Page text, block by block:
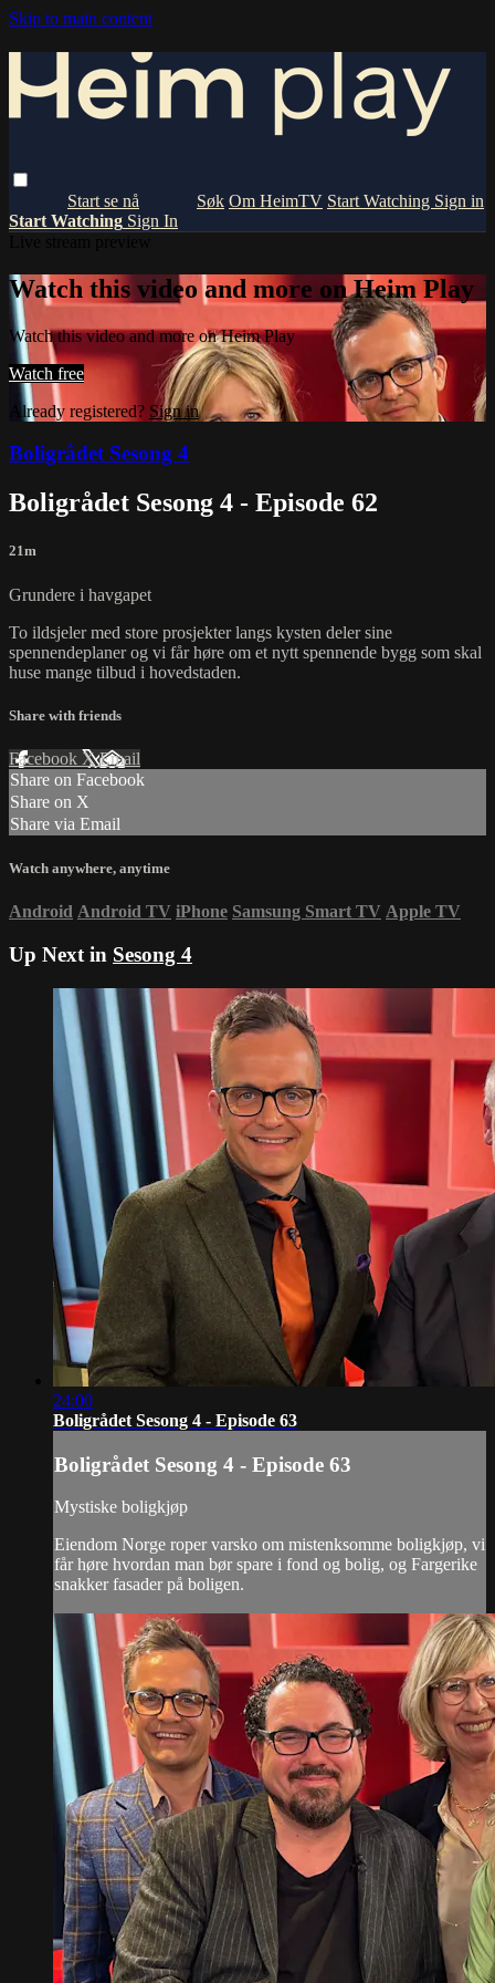
Skip to main content
Om HeimTV Start Watching Sign in
Start Watching Sign In
Watch this video and more on Heim Play
Watch this video and more on Heim Play
Watch free
Already registered? Sign in
Boligrådet Sesong 4
Boligrådet Sesong 4 - Episode 62
21m
Grundere i havgapet
To ildsjeler med store prosjekter langs kysten deler sine
spennendeplaner og vi får høre om et nytt spennende bygg som skal
huse mange tilbud i hovedstaden.
Share with friends
Facebook XEmail
Share on Facebook
Share on X
Share via Email
Watch anywhere, anytime
Android Android TV iPhone Samsung Smart TV Apple TV
Up Next in Sesong 4
24:00
Boligrådet Sesong 4 - Episode 63
Boligrådet Sesong 4 - Episode 63
Mystiske boligkjøp
Eiendom Norge roper varsko om mistenksomme boligkjøp, vi
får høre hvordan man bør spare i fond og bolig, og Fargerike
snakker fasader på boligen.